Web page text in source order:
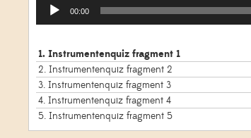
Audiospeler
00:00
1. Instrumentenquiz fragment 1
2. Instrumentenquiz fragment 2
3. Instrumentenquiz fragment 3
4. Instrumentenquiz fragment 4
5. Instrumentenquiz fragment 5